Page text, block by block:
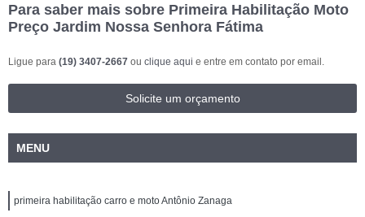
Para saber mais sobre Primeira Habilitação Moto
Preço Jardim Nossa Senhora Fátima
Ligue para (19) 3407-2667 ou clique aqui e entre em contato por email.
Solicite um orçamento
MENU
primeira habilitação carro e moto Antônio Zanaga